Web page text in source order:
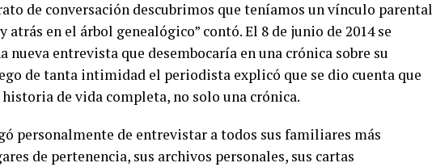
de conversación descubrimos que teníamos un vínculo parental
atrás en el árbol genealógico” contó. El 8 de junio de 2014 se
nueva entrevista que desembocaría en una crónica sobre su
de tanta intimidad el periodista explicó que se dio cuenta que
de vida completa, no solo una crónica.
personalmente de entrevistar a todos sus familiares más
de pertenencia, sus archivos personales, sus cartas